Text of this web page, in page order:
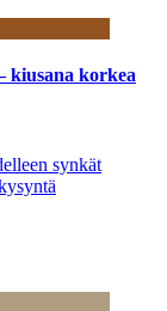
kiusana korkea
synkät